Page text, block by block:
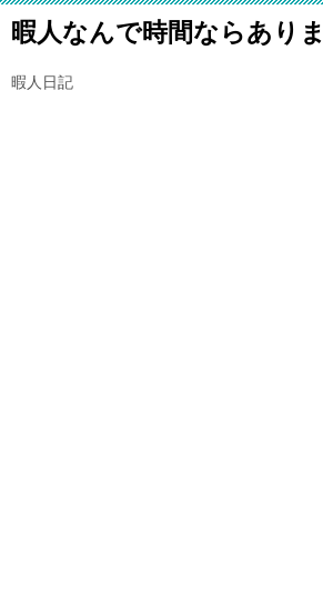
暇人なんで時間ならあり
暇人日記